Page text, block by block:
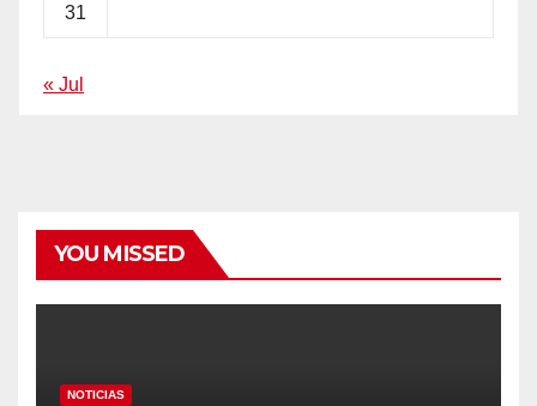
31
« Jul
YOU MISSED
NOTICIAS